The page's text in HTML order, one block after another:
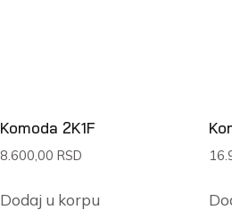
Komoda 2K1F
8.600,00 RSD
Dodaj u korpu